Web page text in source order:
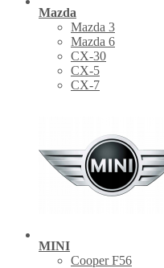
Mazda
Mazda 3
Mazda 6
CX-30
СХ-5
CX-7
MINI
Cooper F56